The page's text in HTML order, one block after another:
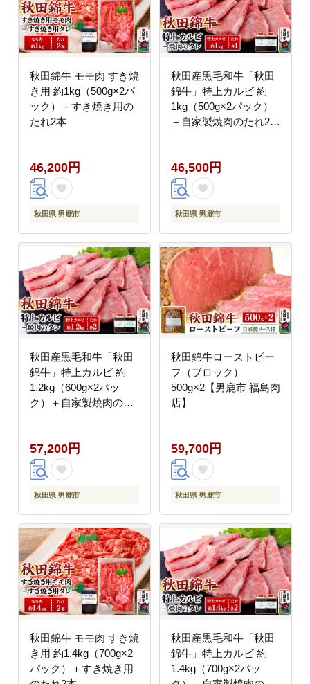
秋田錦牛 モモ肉 すき焼
き用 約1kg（500g×2パ
ック）＋すき焼き用の
たれ2本
46,200円
秋田県 男鹿市
秋田産黒毛和牛「秋田
錦牛」特上カルビ 約
1kg（500g×2パック）
＋自家製焼肉のたれ2本
46,500円
秋田県 男鹿市
秋田産黒毛和牛「秋田
錦牛」特上カルビ 約
1.2kg（600g×2パッ
ク）＋自家製焼肉のた
57,200円
秋田県 男鹿市
秋田錦牛ローストビー
フ（ブロック）
500g×2【男鹿市 福島肉
店】
59,700円
秋田県 男鹿市
秋田錦牛 モモ肉 すき焼
き用 約1.4kg（700g×2
パック）＋すき焼き用
秋田産黒毛和牛「秋田
錦牛」特上カルビ 約
1.4kg（700g×2パッ